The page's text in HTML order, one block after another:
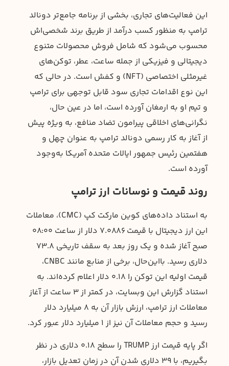
این فعالیت‌های تجاری، بخشی از برنامه جامع‌تر دونالد
ترامپ به منظور کسب درآمد از طریق برند شخصی‌اش
محسوب می‌شود که شامل فروش محصولات متنوع
دیجیتالی و فیزیکی از جمله ساعت، عطر، توکن‌های
غیرمثلی اختصاصی (NFT) و کفش است. در حالی که
این نوع اقدامات تجاری سود قابل توجهی برای ترامپ
و تیم او به ارمغان آورده است، اما در عین حال،
نگرانی‌های اخلاقی پیرامون تضاد منافع، به ویژه پیش
از آغاز به کار رسمی دونالد ترامپ به عنوان چهل و
هفتمین رئیس جمهور ایالات متحده آمریکا به‌وجود
آورده است.
روند قیمت و نوسانات ارز ترامپ
به استناد داده‌های کوین مارکت کپ (CMC)، معاملات
این ارز دیجیتال با قیمت ۷.۰۸۸۶ دلار از ساعت ۰۸:۰۰
صبح آغاز شده و یک روز بعد به سقف تاریخی ۷۳.۸
دلاری رسید. بااین‌حال، برخی از منابع مانند CNBC،
قیمت اولیه این توکن را ۰.۱۸ دلار اعلام کرده‌اند. به
استناد گزارش این وبسایت، در کمتر از ۳ ساعت از آغاز
معاملات ارز ترامپ، ارزش بازار آن به ۸ میلیارد دلار
رسید و حجم معاملات آن نیز از ۱ میلیارد دلار عبور کرد.
اگر پایه قیمت ارز TRUMP را سطح ۰.۱۸ دلاری در نظر
بگیریم، با ۳۹ دلاری شدن آن در زمان تعدیل بازار،